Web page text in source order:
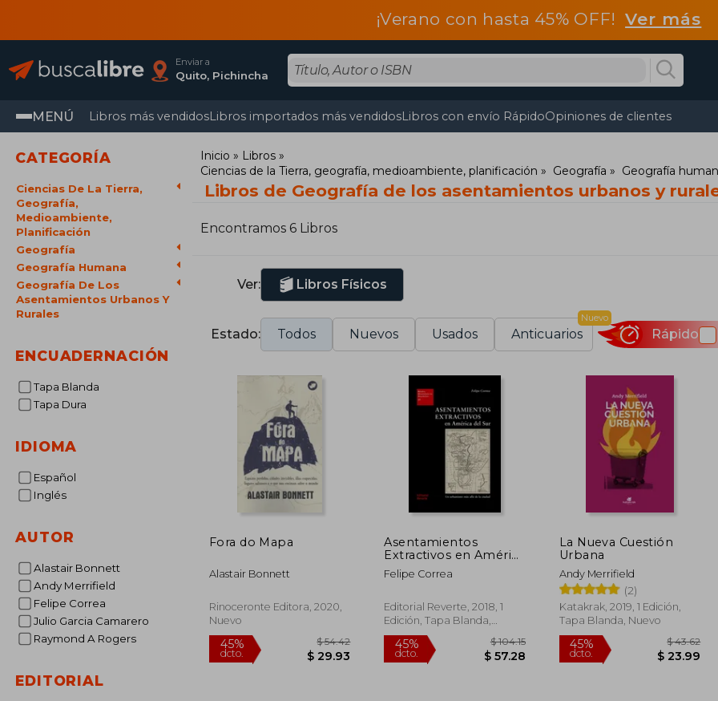
¡Verano con hasta 45% OFF!Ver más
Enviar a
Quito, Pichincha
MENÚ Libros más vendidosLibros importados más vendidosLibros con envío RápidoOpiniones de clientes
CATEGORÍA
Ciencias De La Tierra,
Geografía,
Medioambiente,
Planificación
Geografía
Geografía Humana
Geografía De Los
Asentamientos Urbanos Y
Rurales
ENCUADERNACIÓN
Tapa Blanda
Tapa Dura
IDIOMA
Español
Inglés
AUTOR
Alastair Bonnett
Andy Merrifield
Felipe Correa
Julio Garcia Camarero
Raymond A Rogers
EDITORIAL
Inicio
Libros
Ciencias de la Tierra, geografía, medioambiente, planificación
Geografía Geografía
Libros de Geografía de los asentamientos urbanos y
Encontramos 6 Libros
Ver: Libros Físicos
Estado: Todos Nuevos Usados Anticuarios
Nuevo
Rápido
Fora do Mapa
Alastair Bonnett
Rinoceronte Editora, 2020,
Nuevo
Asentamientos
Extractivos en América
del sur
Felipe Correa
Editorial Reverte, 2018, 1
Edición, Tapa Blanda,
Nuevo
La Nueva Cuestión
Urbana
Andy Merrifield
(2)
Katakrak, 2019, 1 Edición,
Tapa Blanda, Nuevo